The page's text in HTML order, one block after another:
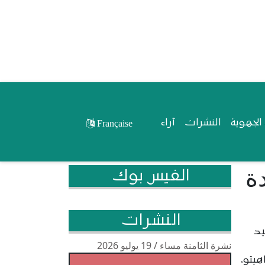
النشرات آراء Française
الفيس بوك
النشرات
نشرة الثامنة مساء / 19 يوليو 2026